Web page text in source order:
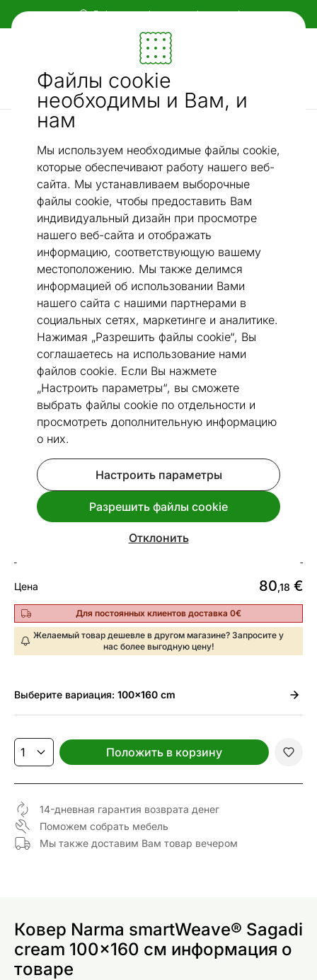
Файлы cookie
необходимы и Вам, и
нам
Мы используем необходимые файлы cookie,
которые обеспечивают работу нашего веб-
сайта. Мы устанавливаем выборочные
файлы cookie, чтобы предоставить Вам
индивидуальный дизайн при просмотре
нашего веб-сайта и отображать
информацию, соответствующую вашему
местоположению. Мы также делимся
информацией об использовании Вами
нашего сайта с нашими партнерами в
социальных сетях, маркетинге и аналитике.
Нажимая „Разрешить файлы cookie“, Вы
соглашаетесь на использование нами
файлов cookie. Если Вы нажмете
„Настроить параметры“, вы сможете
выбрать файлы cookie по отдельности и
просмотреть дополнительную информацию
о них.
Настроить параметры
Разрешить файлы cookie
Отклонить
Гибкие и удобные способы оплаты!
Мебель и убранство - ON24
Ищи...
Ковер Narma smartWeave® Sagadi cream 100x160 см
Перейти к слайду 1
Перейти к слайду 2
Перейти к слайду 3
Перейти к слайду 4
Перейти к слайду 5
Перейти к слайду 6
Перейти к слайду 7
Перейти к слайду 8
Перейти к слайду 9
Перейти к
Перейти к
Посмотреть похожие
Сделано в Эстонии
Ковер Narma smartWeave® Sagadi
cream 100x160 см
Код 422767
Спроси срок доставки.
Цена 80,18 €
Для постоянных клиентов доставка 0€
Желаемый товар дешевле в другом магазине? Запросите у
нас более выгодную цену!
Выберите вариация: 100x160 cm
Положить в корзину
14-дневная гарантия возврата денег
Поможем собрать мебель
Мы также доставим Вам товар вечером
Ковер Narma smartWeave® Sagadi
cream 100x160 см информация о
товаре